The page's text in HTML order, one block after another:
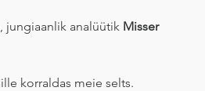
jungiaanlik analüütik Misser
korraldas meie selts.